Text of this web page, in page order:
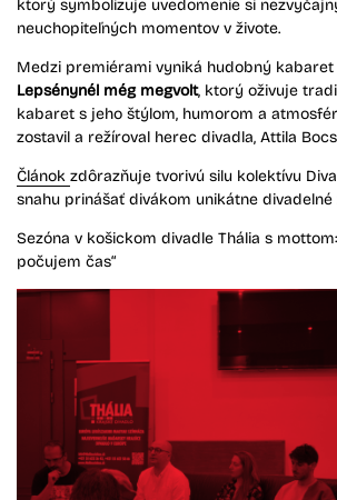
ktorý symbolizuje uvedomenie si
neuchopiteľných momentov v živote.
Medzi premiérami vyniká hudobný kabaret
Lepsénynél még megvolt, ktorý oživuje
kabaret s jeho štýlom, humorom a
zostavil a režíroval herec divadla, Attila
Článok zdôrazňuje tvorivú silu kolektívu
snahu prinášať divákom unikátne divadelné
Sezóna v košickom divadle Thália s
počujem čas“